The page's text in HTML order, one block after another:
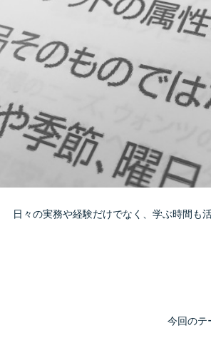
日々の実務や経験だけでなく、学ぶ時間も
今回のテ